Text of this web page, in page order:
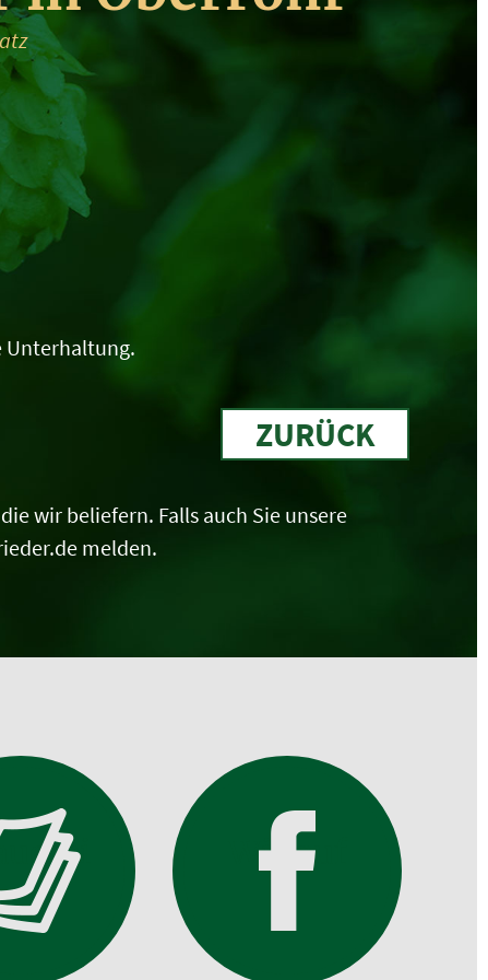
Unterhaltung.
ZURÜCK
wir beliefern. Falls auch Sie unsere
melden.